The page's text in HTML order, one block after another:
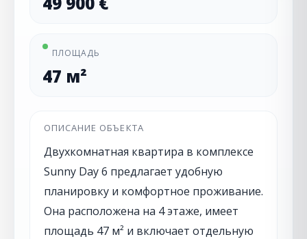
ПЛОЩАДЬ
47 м²
ОПИСАНИЕ ОБЪЕКТА
Двухкомнатная квартира в комплексе
Sunny Day 6 предлагает удобную
планировку и комфортное проживание.
Она расположена на 4 этаже, имеет
площадь 47 м² и включает отдельную